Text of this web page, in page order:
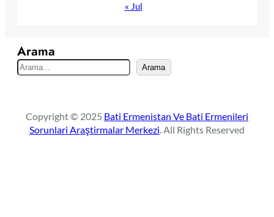
« Jul
Arama
e
c
h
Arama
Copyright © 2025 Bati Ermenistan Ve Bati Ermenileri
Sorunlari Araştirmalar Merkezi. All Rights Reserved